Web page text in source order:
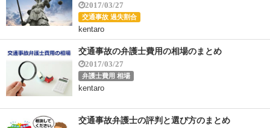
2017/03/27
交通事故 過失割合
kentaro
交通事故の弁護士費用の相場のまとめ
2017/03/27
弁護士費用 相場
kentaro
交通事故弁護士の評判と選び方のまとめ